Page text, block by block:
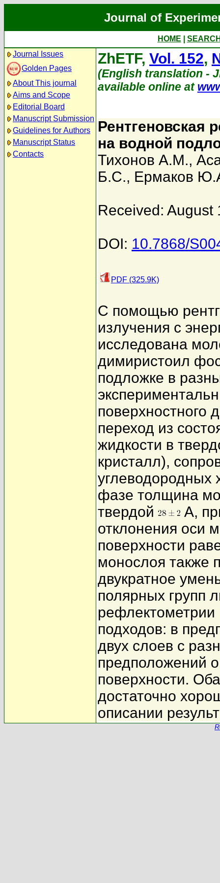
Journal of
HOME
Journal Issues
Golden Pages
About This journal
Aims and Scope
Editorial Board
Manuscript Submission
Guidelines for Authors
Manuscript Status
Contacts
ZhETF, Vol. 152,
(English translation -
available online at
Рентгеновская
на водной
Тихонов А.М.,
Б.С., Ермаков
Received: August
DOI: 10.7868/
PDF (325.9K)
С помощью
излучения с
исследована
димиристоил
подложке в
поверхностного
переход из
жидкости в
кристалл),
углеводородных
фазе толщина
твердой
A,
отклонения оси
поверхности
монослоя также
двукратное
полярных групп
подходов: в
двух слоев с
предположений
поверхности.
достаточно
описании